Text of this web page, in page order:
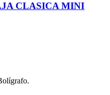
CLASICA MINI